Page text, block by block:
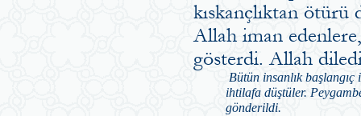
kıskançlıktan ötürü
Allah iman
gösterdi. Allah
Bütün insanlık
ihtilafa düştüler.
gönderildi.